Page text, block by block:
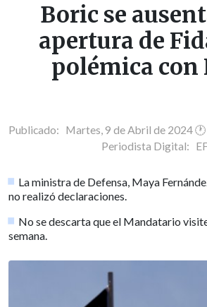
Boric se
apertura de
polémica con
Publicado: Martes, 9 de Abril de 2024
Periodista Digital:
La ministra de Defensa, Maya
no realizó declaraciones.
No se descarta que el Mandatario
semana.